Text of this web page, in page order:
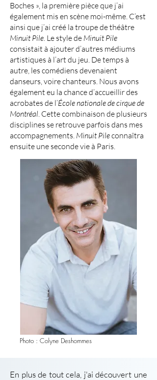
Boches », la première pièce que j’ai
également mis en scène moi-même. C’est
ainsi que j’ai créé la troupe de théâtre
Minuit Pile. Le style de Minuit Pile
consistait à ajouter d’autres médiums
artistiques à l’art du jeu. De temps à
autre, les comédiens devenaient
danseurs, voire chanteurs. Nous avons
également eu la chance d’accueillir des
acrobates de l’École nationale de cirque de
Montréal. Cette combinaison de plusieurs
disciplines se retrouve parfois dans mes
accompagnements. Minuit Pileconnaîtra
ensuite une seconde vie à Paris.
Photo : Colyne Deshommes
En plus de tout cela, j'ai découvert une